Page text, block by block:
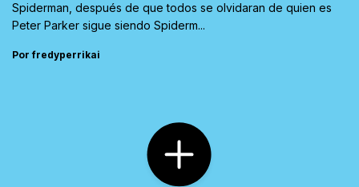
Spiderman, después de que todos se olvidaran de quien es
Peter Parker sigue siendo Spiderm...
Por fredyperrikai